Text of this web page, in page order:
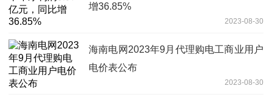
增36.85%
2023-08-30
海南电网2023年9月代理购电工商业用户
电价表公布
2023-08-30